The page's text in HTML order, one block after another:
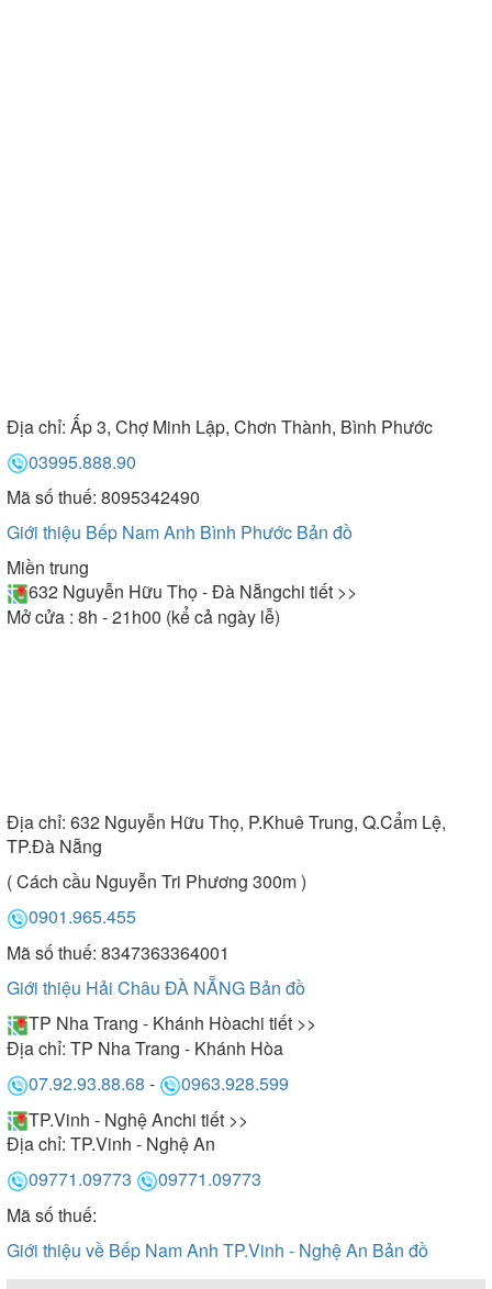
Địa chỉ: Ấp 3, Chợ Minh Lập, Chơn Thành, Bình Phước
03995.888.90
Mã số thuế: 8095342490
Giới thiệu Bếp Nam Anh Bình Phước Bản đồ
Miền trung
632 Nguyễn Hữu Thọ - Đà Nẵngchi tiết >>
Mở cửa : 8h - 21h00 (kể cả ngày lễ)
Địa chỉ: 632 Nguyễn Hữu Thọ, P.Khuê Trung, Q.Cẩm Lệ,
TP.Đà Nẵng
( Cách cầu Nguyễn Tri Phương 300m )
0901.965.455
Mã số thuế: 8347363364001
Giới thiệu Hải Châu ĐÀ NẴNG Bản đồ
TP Nha Trang - Khánh Hòachi tiết >>
Địa chỉ: TP Nha Trang - Khánh Hòa
07.92.93.88.68 -
0963.928.599
TP.Vinh - Nghệ Anchi tiết >>
Địa chỉ: TP.Vinh - Nghệ An
09771.09773
09771.09773
Mã số thuế:
Giới thiệu về Bếp Nam Anh TP.Vinh - Nghệ An Bản đồ